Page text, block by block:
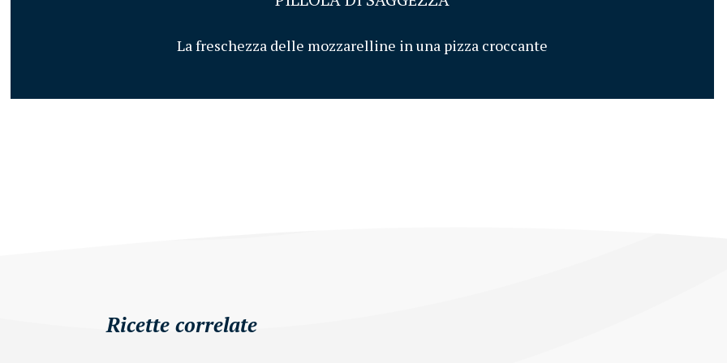
La freschezza delle mozzarelline in una pizza croccante
Ricette correlate